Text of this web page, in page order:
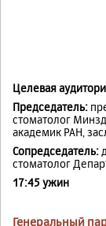
Целевая
Председатель:
стоматолог
академик РАН,
Сопредседатель:
стоматолог
17:45 ужин
Генеральный